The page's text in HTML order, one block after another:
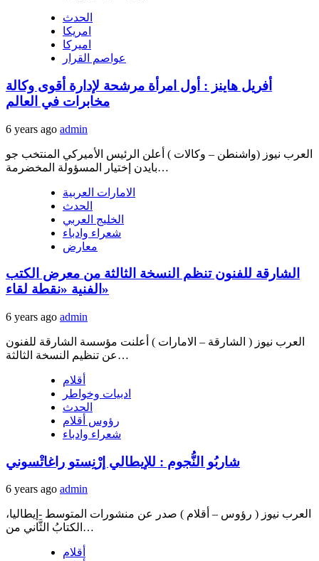
الحدث
امريكا
اميركا
عواصم القرار
أفريل هاينز : أول امرأة مرشحة لإدارة أقوى وكالة
مخابرات في العالم
6 years ago admin
العرب نيوز (واشنطن – وكالات ) أعلن الرئيس الأميركي المنتخب جو
بايدن إختيار المسؤولة المخضرمة…
الامارات العربية
الحدث
الخليج العربي
شعراء وادباء
معارض
الشارقة للفنون تنظم النسخة الثالثة من معرض الكتب
الفنية «نقطة لقاء»
6 years ago admin
العرب نيوز ( الشارقة – الامارات ) أعلنت مؤسسة الشارقة للفنون
عن تنظيم النسخة الثالثة…
أقلام
ادبيات وخواطر
الحدث
رؤوس أقلام
شعراء وادباء
شاربُو النُّجوم : للإيطالي إرْنِستو راغاتْسوني
6 years ago admin
العرب نيوز ( رؤوس – أقلام ) صدر عن منشورات المتوسط -إيطاليا،
الكتابُ الثَّاني من…
أقلام